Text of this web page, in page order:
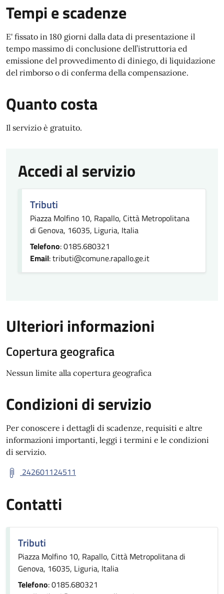
Tempi e scadenze
E' fissato in 180 giorni dalla data di presentazione il
tempo massimo di conclusione dell’istruttoria ed
emissione del provvedimento di diniego, di liquidazione
del rimborso o di conferma della compensazione.
Quanto costa
Il servizio è gratuito.
Accedi al servizio
Tributi
Piazza Molfino 10, Rapallo, Città Metropolitana
di Genova, 16035, Liguria, Italia
Telefono: 0185.680321
Email: tributi@comune.rapallo.ge.it
Ulteriori informazioni
Copertura geografica
Nessun limite alla copertura geografica
Condizioni di servizio
Per conoscere i dettagli di scadenze, requisiti e altre
informazioni importanti, leggi i termini e le condizioni
di servizio.
242601124511
Contatti
Tributi
Piazza Molfino 10, Rapallo, Città Metropolitana di
Genova, 16035, Liguria, Italia
Telefono: 0185.680321